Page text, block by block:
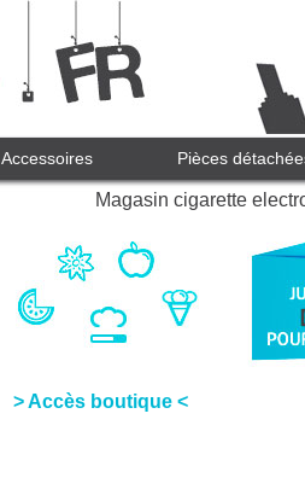
Magasin cigarette
Accessoires Pièces
> Accès boutique <